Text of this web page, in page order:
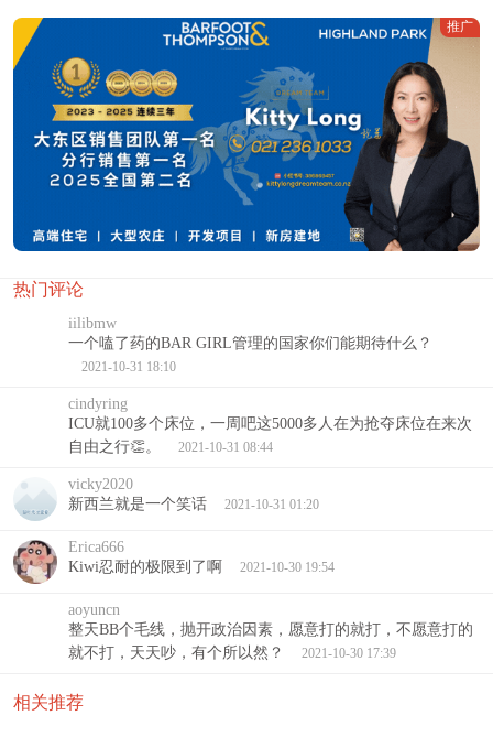
推广
热门评论
iilibmw
一个嗑了药的BAR GIRL管理的国家你们能期待什么？
2021-10-31 18:10
cindyring
ICU就100多个床位，一周吧这5000多人在为抢夺床位在来次
自由之行👏。
2021-10-31 08:44
vicky2020
新西兰就是一个笑话
2021-10-31 01:20
Erica666
Kiwi忍耐的极限到了啊
2021-10-30 19:54
aoyuncn
整天BB个毛线，抛开政治因素，愿意打的就打，不愿意打的
就不打，天天吵，有个所以然？
2021-10-30 17:39
相关推荐